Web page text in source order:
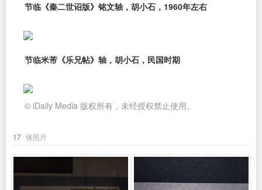
节临《秦二世诏版》铭文轴，胡小石，1960年左右
节临米芾《乐兄帖》轴，胡小石，民国时期
© iDaily Media 版权所有，未经授权禁止使用。
17 张照片